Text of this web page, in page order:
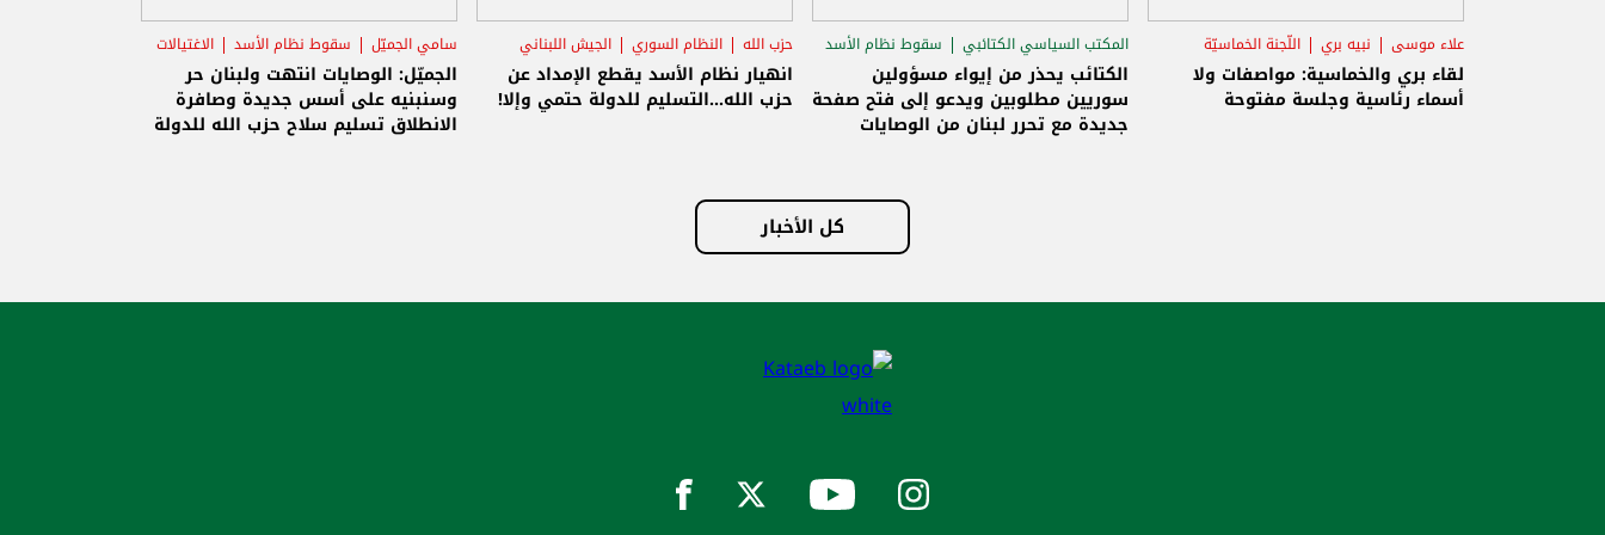
علاء موسى نبيه بري اللّجنة الخماسيّة
لقاء بري والخماسية: مواصفات ولا
أسماء رئاسية وجلسة مفتوحة
المكتب السياسي الكتائبي
سقوط نظام الأسد
الاستحقاق الرئاسي
الكتائب يحذر من إيواء مسؤولين
سوريين مطلوبين ويدعو إلى فتح صفحة
جديدة مع تحرر لبنان من الوصايات
حزب الله النظام السوري الجيش اللبناني
انهيار نظام الأسد يقطع الإمداد عن
حزب الله...التسليم للدولة حتمي وإلا!
سامي الجميّل سقوط نظام الأسد الاغتيالات
الجميّل: الوصايات انتهت ولبنان حر
وسنبنيه على أسس جديدة وصافرة
الانطلاق تسليم سلاح حزب الله للدولة
كل الأخبار